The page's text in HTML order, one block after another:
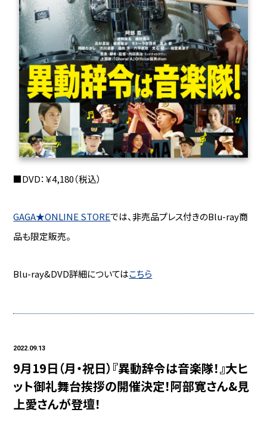
■DVD：￥4,180（税込）
GAGA★ONLINE STOREでは、非売品プレス付きのBlu-ray商
品も限定販売。
Blu-ray&DVD詳細についてはこちら
2022.09.13
9月19日（月・祝日）『異動辞令は音楽隊！』大ヒ
ット御礼舞台挨拶の開催決定！阿部寛さん&見
上愛さんが登壇！